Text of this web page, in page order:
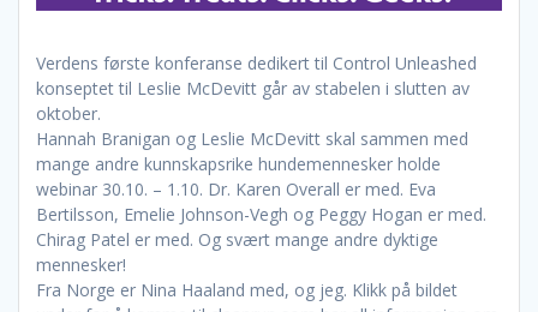
Verdens første konferanse dedikert til Control Unleashed
konseptet til Leslie McDevitt går av stabelen i slutten av
oktober.
Hannah Branigan og Leslie McDevitt skal sammen med
mange andre kunnskapsrike hundemennesker holde
webinar 30.10. – 1.10. Dr. Karen Overall er med. Eva
Bertilsson, Emelie Johnson-Vegh og Peggy Hogan‌ er med.
Chirag Patel er med. Og svært mange andre dyktige
mennesker!
Fra Norge er Nina Haaland med, og jeg. Klikk på bildet